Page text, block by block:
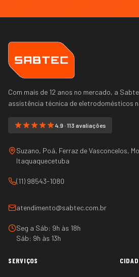
Com mais de 12 anos no mercado, a
assistência técnica de eletrodomésticos
4.9 · 113 avaliações
Suzano, Poá, Ferraz de Vasconcelos,
Itaquaquecetuba
(11) 98543-1080
atendimento@sabtec.com.br
Seg a Sáb: 9h às 18h
Sáb: 9h às 13h
SERVIÇOS